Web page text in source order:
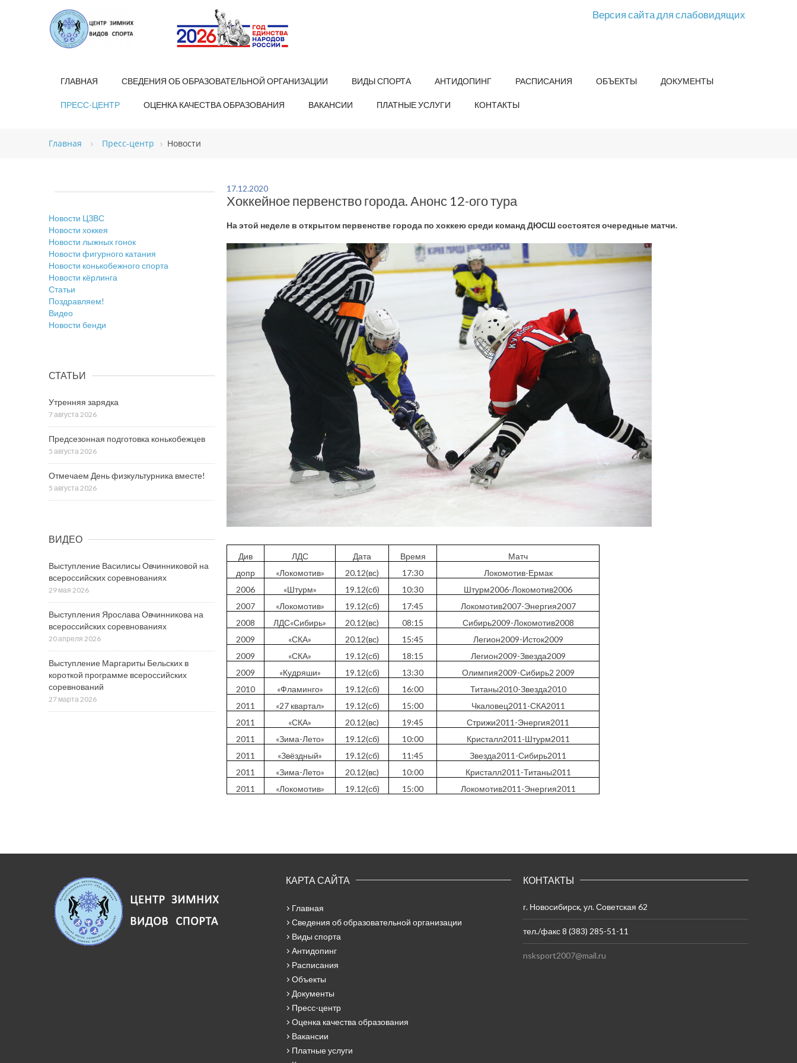
Версия сайта для слабовидящих
ГЛАВНАЯ СВЕДЕНИЯ ОБ ОБРАЗОВАТЕЛЬНОЙ ОРГАНИЗАЦИИ ВИДЫ СПОРТА АНТИДОПИНГ РАСПИСАНИЯ ОБЪЕКТЫ ДОКУМЕНТЫ
ПРЕСС-ЦЕНТР ОЦЕНКА КАЧЕСТВА ОБРАЗОВАНИЯ ВАКАНСИИ ПЛАТНЫЕ УСЛУГИ КОНТАКТЫ
Главная Пресс-центр Новости
17.12.2020
Хоккейное первенство города. Анонс 12-ого тура
На этой неделе в открытом первенстве города по хоккею среди команд ДЮСШ состоятся очередные матчи.
Див ЛДС Дата Время
Матч
допр
«Локомотив» 20.12(вс) 17:30
Локомотив-Ермак
2006
«Штурм» 19.12(сб) 10:30
Штурм2006-Локомотив2006
2007
«Локомотив» 19.12(сб) 17:45
Локомотив2007-Энергия2007
2008
ЛДС«Сибирь» 20.12(вс) 08:15
Сибирь2009-Локомотив2008
2009
«СКА» 20.12(вс) 15:45
Легион2009-Исток2009
2009
«СКА» 19.12(сб) 18:15
Легион2009-Звезда2009
2009
«Кудряши» 19.12(сб) 13:30
Олимпия2009-Сибирь2 2009
2010
«Фламинго» 19.12(сб) 16:00
Титаны2010-Звезда2010
2011
«27 квартал» 19.12(сб) 15:00
Чкаловец2011-СКА2011
2011
«СКА» 20.12(вс) 19:45
Стрижи2011-Энергия2011
2011
«Зима-Лето» 19.12(сб) 10:00
Кристалл2011-Штурм2011
2011
«Звёздный» 19.12(сб) 11:45
Звезда2011-Сибирь2011
2011
«Зима-Лето» 20.12(вс) 10:00
Кристалл2011-Титаны2011
2011
«Локомотив» 19.12(сб) 15:00 Локомотив2011-Энергия2011
Новости ЦЗВС
Новости хоккея
Новости лыжных гонок
Новости фигурного катания
Новости конькобежного спорта
Новости кёрлинга
Статьи
Поздравляем!
Видео
Новости бенди
СТАТЬИ
Утренняя зарядка
7 августа 2026
Предсезонная подготовка конькобежцев
5 августа 2026
Отмечаем День физкультурника вместе!
5 августа 2026
ВИДЕО
Выступление Василисы Овчинниковой на
всероссийских соревнованиях
29 мая 2026
Выступления Ярослава Овчинникова на
всероссийских соревнованиях
20 апреля 2026
Выступление Маргариты Бельских в
короткой программе всероссийских
соревнований
27 марта 2026
КАРТА САЙТА
Главная
Сведения об образовательной организации
Виды спорта
Антидопинг
Расписания
Объекты
Документы
Пресс-центр
Оценка качества образования
Вакансии
Платные услуги
КОНТАКТЫ
г. Новосибирск, ул. Советская 62
тел./факс 8 (383) 285-51-11
nsksport2007@mail.ru